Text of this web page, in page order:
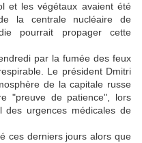
et les végétaux avaient été
la centrale nucléaire de
pourrait propager cette
par la fumée des feux
Le président Dmitri
de la capitale russe
"preuve de patience", lors
des urgences médicales de
ces derniers jours alors que